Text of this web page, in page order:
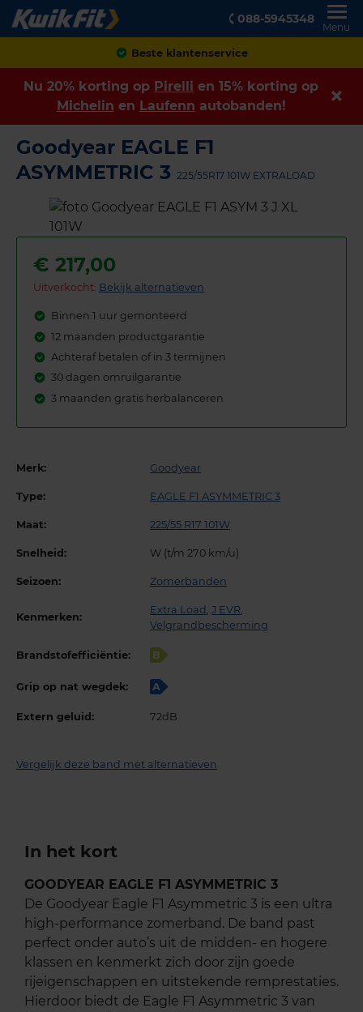
088-5945348
Menu
Achteraf betalen
Nu 20% korting op Pirelli en 15% korting op
Michelin en Laufenn autobanden!
Goodyear EAGLE F1
ASYMMETRIC 3 225/55R17 101W EXTRALOAD
€ 217,00
Uitverkocht: Bekijk alternatieven
Binnen 1 uur gemonteerd
12 maanden productgarantie
Achteraf betalen of in 3 termijnen
30 dagen omruilgarantie
3 maanden gratis herbalanceren
Merk: Goodyear
Type: EAGLE F1 ASYMMETRIC 3
Maat: 225/55 R17 101W
Snelheid: W (t/m 270 km/u)
Seizoen: Zomerbanden
Kenmerken:
Extra Load , J EVR,
Velgrandbescherming
Brandstofefficiëntie: B
Grip op nat wegdek: A
Extern geluid: 72dB
Vergelijk deze band met alternatieven
In het kort
GOODYEAR EAGLE F1 ASYMMETRIC 3
De Goodyear Eagle F1 Asymmetric 3 is een ultra
high-performance zomerband. De band past
perfect onder auto’s uit de midden- en hogere
klassen en kenmerkt zich door zijn goede
rijeigenschappen en uitstekende remprestaties.
Hierdoor biedt de Eagle F1 Asymmetric 3 van